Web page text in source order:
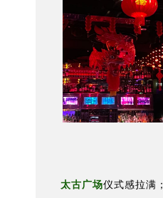
太古广场仪式感拉满；